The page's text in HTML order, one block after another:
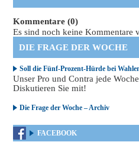
Kommentare (0)
Es sind noch keine Kommentare
DIE FRAGE DER WOCHE
Soll die Fünf-Prozent-Hürde bei
Unser Pro und Contra jede
Diskutieren Sie mit!
Die Frage der Woche – Archiv
FACEBOOK